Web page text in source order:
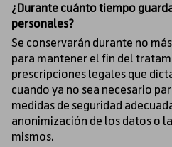
¿Durante cuánto tiempo
personales?
Se conservarán durante no
para mantener el fin del
prescripciones legales que
cuando ya no sea necesario
medidas de seguridad
anonimización de los datos o
mismos.